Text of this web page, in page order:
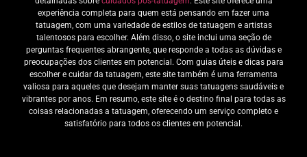
experiência completa para quem está pensando em fazer uma
tatuagem, com uma variedade de estilos de tatuagem e artistas
talentosos para escolher. Além disso, o site inclui uma seção de
perguntas frequentes abrangente, que responde a todas as dúvidas e
preocupações dos clientes em potencial. Com guias úteis e dicas para
escolher e cuidar da tatuagem, este site também é uma ferramenta
valiosa para aqueles que desejam manter suas tatuagens saudáveis e
vibrantes por anos. Em resumo, este site é o destino final para todas as
coisas relacionadas a tatuagem, oferecendo um serviço completo e
satisfatório para todos os clientes em potencial.